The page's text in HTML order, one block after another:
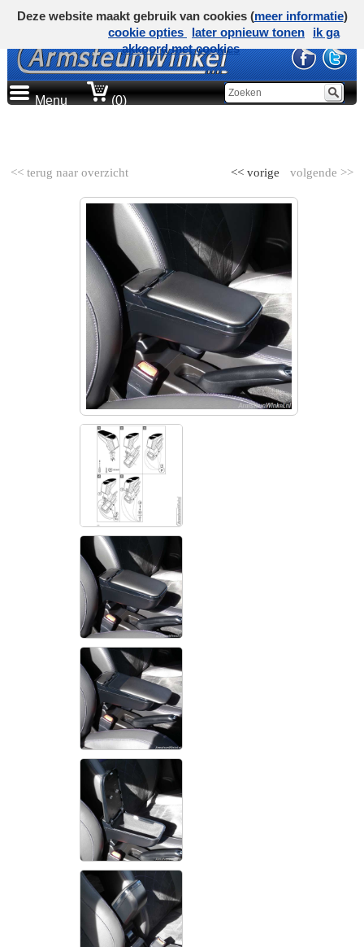
Menu (0)
<< terug naar overzicht volgende >>
<< vorige
Deze website maakt gebruik van cookies (meer informatie)
cookie opties
later opnieuw tonen
ik ga
akkoord met cookies